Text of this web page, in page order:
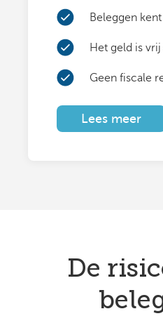
Beleggen
Het geld is
Geen fiscale
Lees meer
De